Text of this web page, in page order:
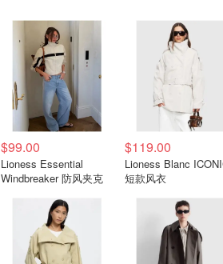
$99.00
Lioness Essential
Windbreaker 防风夹克
$119.00
Lioness Blanc
短款风衣